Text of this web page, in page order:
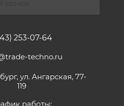
253-07-64
techno.ru
ул. Ангарская, 77-
119
работы: